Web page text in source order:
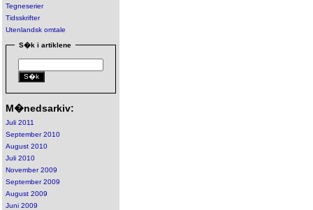
Tegneserier
Tidsskrifter
Utenlandsk omtale
S�k i artiklene
M�nedsarkiv:
Juli 2011
September 2010
August 2010
Juli 2010
November 2009
September 2009
August 2009
Juni 2009